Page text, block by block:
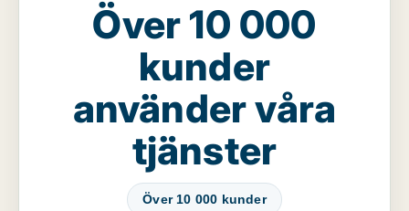
Över 10 000
kunder
använder våra
tjänster
Över 10 000 kunder